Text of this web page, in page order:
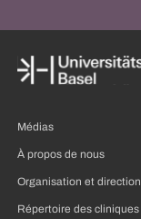
Médias
À propos de nous
Organisation et direction
Répertoire des cliniques